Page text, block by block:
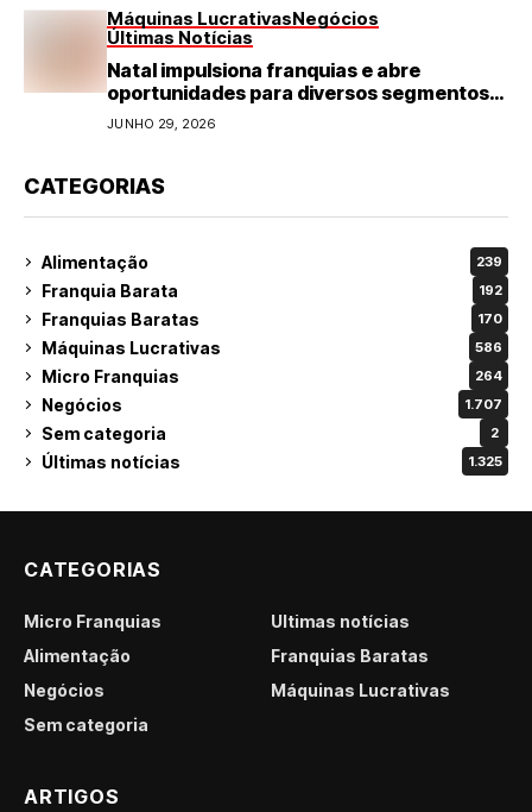
Máquinas LucrativasNegócios
Últimas Notícias
Natal impulsiona franquias e abre
oportunidades para diversos segmentos
do varejo
JUNHO 29, 2026
CATEGORIAS
Alimentação 239
Franquia Barata 192
Franquias Baratas 170
Máquinas Lucrativas 586
Micro Franquias 264
Negócios 1.707
Sem categoria 2
Últimas notícias 1.325
CATEGORIAS
Micro Franquias
Últimas notícias
Alimentação
Franquias Baratas
Negócios
Máquinas Lucrativas
Sem categoria
ARTIGOS